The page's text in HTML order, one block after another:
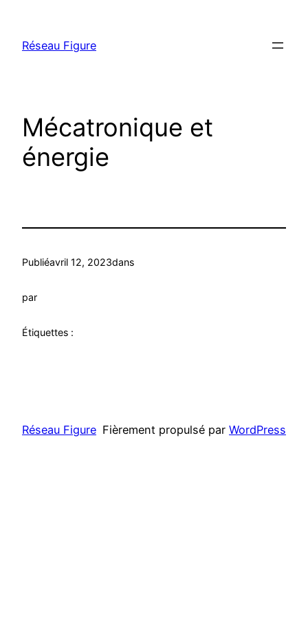
contenu
Réseau Figure
Mécatronique et
énergie
Publiéavril 12, 2023dans
par
Étiquettes :
Réseau Figure Fièrement propulsé par WordPress